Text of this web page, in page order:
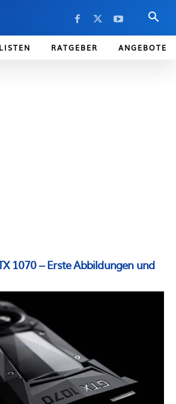
RATGEBER ANGEBOTE
1070 – Erste Abbildungen und